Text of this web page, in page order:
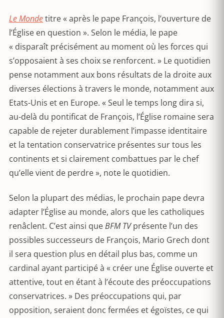
Le Mondetitre « après le pape François, l’ouverture de
l’Église en question ». Selon le média, le pape
« disparaît précisément au moment où les forces qui
s’opposaient à ses choix se renforcent. » Le quotidien
pense notamment aux bons résultats de la droite aux
diverses élections à travers le monde, notamment aux
Etats-Unis et en Europe. « Seul le temps long dira si,
au-delà du pontificat de François, l’Église romaine sera
capable de rejeter durablement l’impasse identitaire
et la tentation conservatrice présentes sur tous les
continents et si clairement combattues par le chef
qu’elle vient de perdre », note le quotidien.
Selon la plupart des médias, le prochain pape devra
adapter l’Église au monde, alors que les catholiques
renâclent. C’est ainsi queBFM TVprésente l’un des
possibles successeurs de François, Mario Grech dont
il sera question plus en détail plus bas, comme un
cardinal ayant participé à « créer une Église ouverte et
attentive, tout en étant à l’écoute des préoccupations
conservatrices. » Des préoccupations qui, par
opposition, seraient donc fermées et égoïstes, ce qui